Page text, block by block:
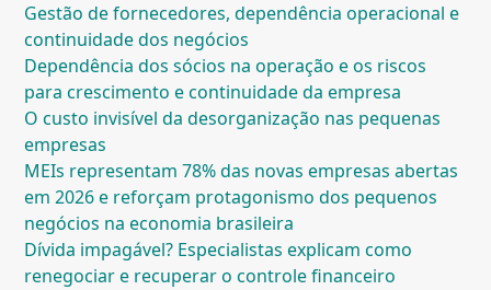
Gestão de fornecedores, dependência operacional e
continuidade dos negócios
Dependência dos sócios na operação e os riscos
para crescimento e continuidade da empresa
O custo invisível da desorganização nas pequenas
empresas
MEIs representam 78% das novas empresas abertas
em 2026 e reforçam protagonismo dos pequenos
negócios na economia brasileira
Dívida impagável? Especialistas explicam como
renegociar e recuperar o controle financeiro